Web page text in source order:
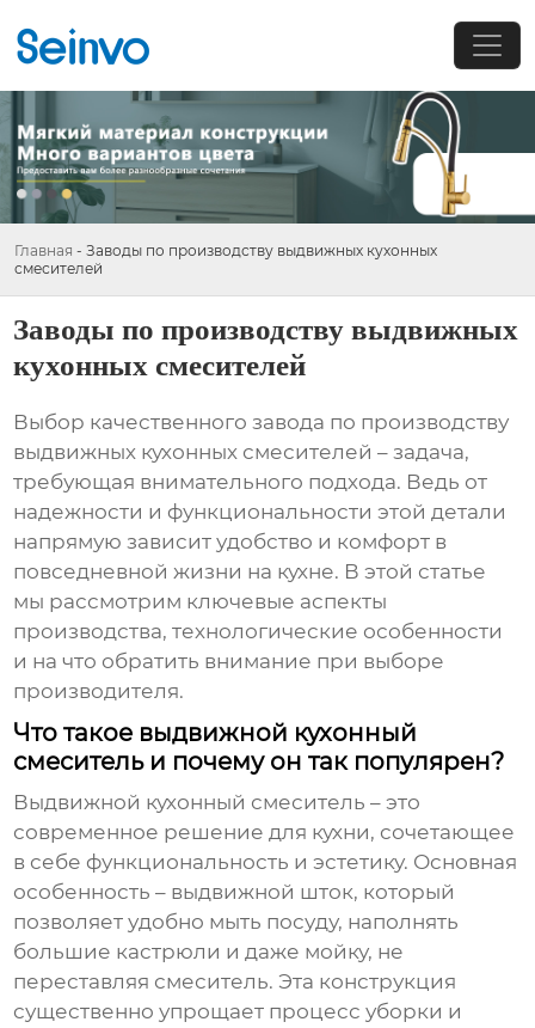
Главная - Заводы по производству выдвижных кухонных
смесителей
Заводы по производству выдвижных
кухонных смесителей
Выбор качественногозавода по производству
выдвижных кухонных смесителей – задача,
требующая внимательного подхода. Ведь от
надежности и функциональности этой детали
напрямую зависит удобство и комфорт в
повседневной жизни на кухне. В этой статье
мы рассмотрим ключевые аспекты
производства, технологические особенности
и на что обратить внимание при выборе
производителя.
Что такое выдвижной кухонный
смеситель и почему он так популярен?
Выдвижной кухонный смеситель – это
современное решение для кухни, сочетающее
в себе функциональность и эстетику. Основная
особенность – выдвижной шток, который
позволяет удобно мыть посуду, наполнять
большие кастрюли и даже мойку, не
переставляя смеситель. Эта конструкция
существенно упрощает процесс уборки и